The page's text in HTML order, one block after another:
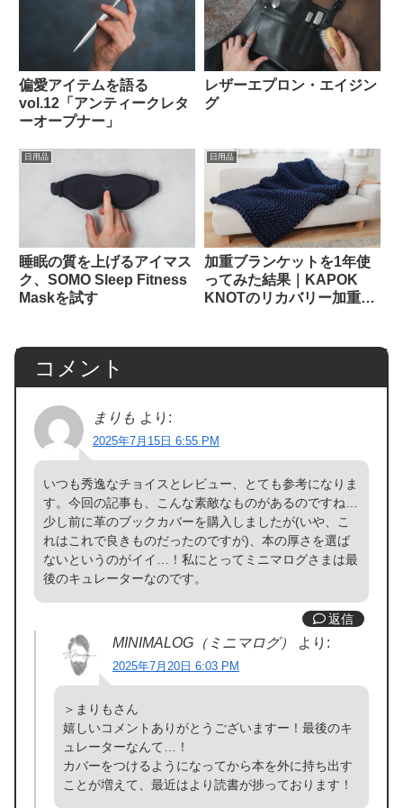
偏愛アイテムを語る
vol.12「アンティークレタ
ーオープナー」
レザーエプロン・エイジン
グ
日用品
睡眠の質を上げるアイマス
ク、SOMO Sleep Fitness
Maskを試す
日用品
加重ブランケットを1年使
ってみた結果｜KAPOK
KNOTのリカバリー加重ブ
コメント
まりも より:
2025年7月15日 6:55 PM
いつも秀逸なチョイスとレビュー、とても参考になりま
す。今回の記事も、こんな素敵なものがあるのですね…
少し前に革のブックカバーを購入しましたが(いや、こ
れはこれで良きものだったのですが)、本の厚さを選ば
ないというのがイイ…！私にとってミニマログさまは最
後のキュレーターなのです。
返信
MINIMALOG（ミニマログ） より:
2025年7月20日 6:03 PM
＞まりもさん
嬉しいコメントありがとうございますー！最後のキ
ュレーターなんて…！
カバーをつけるようになってから本を外に持ち出す
ことが増えて、最近はより読書が捗っております！